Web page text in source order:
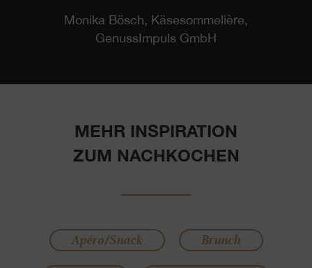
Monika Bösch, Käsesommelière,
GenussImpuls GmbH
MEHR INSPIRATION
ZUM NACHKOCHEN
Apéro/Snack
Brunch